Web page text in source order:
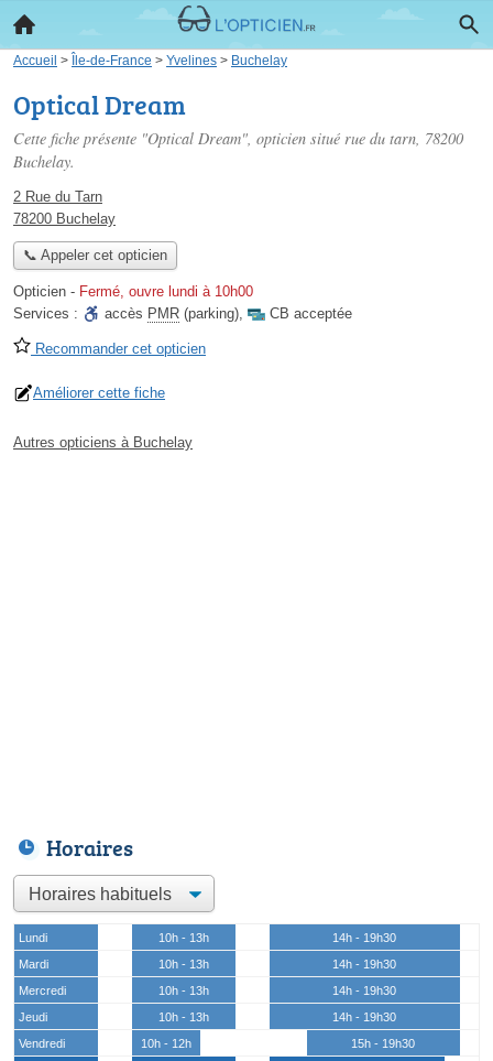
Accueil > Île-de-France > Yvelines > Buchelay
Optical Dream
Cette fiche présente "Optical Dream", opticien situé rue du tarn, 78200
Buchelay.
2 Rue du Tarn
78200 Buchelay
📞 Appeler cet opticien
Opticien - Fermé, ouvre lundi à 10h00
Services :
accès PMR (parking), CB acceptée
Recommander cet opticien
Améliorer cette fiche
Autres opticiens à Buchelay
Horaires
Lundi 10h - 13h
14h - 19h30
Mardi
10h - 13h
14h - 19h30
Mercredi
10h - 13h
14h - 19h30
Jeudi
10h - 13h
14h - 19h30
Vendredi
10h - 12h
15h - 19h30